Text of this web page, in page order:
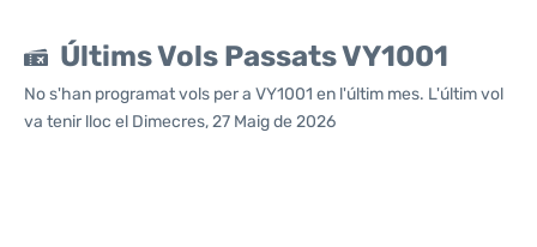
Últims Vols Passats VY1001
No s'han programat vols per a VY1001 en l'últim mes. L'últim vol
va tenir lloc el Dimecres, 27 Maig de 2026